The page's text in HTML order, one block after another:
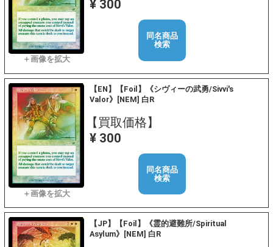
¥ 300
同名商品
検索
【EN】【Foil】《シヴィーの武勇/Sivvi's
Valor》[NEM] 白R
【買取価格】
¥ 300
同名商品
検索
【JP】【Foil】《霊的避難所/Spiritual
Asylum》[NEM] 白R